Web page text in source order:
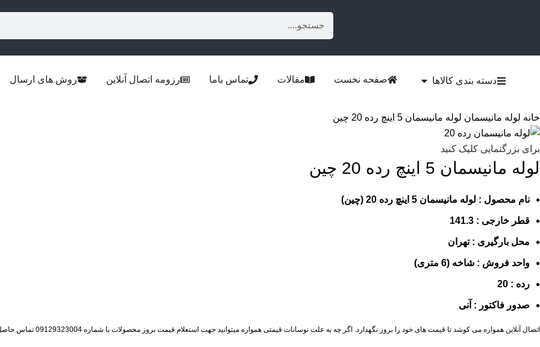
دسته بندی کالاها صفحه نخست مقالات تماس باما رزومه اتصال آنلاین روش های ارسال
خانه لوله مانیسمان لوله مانیسمان 5 اینچ رده 20 چین
برای بزرگنمایی کلیک کنید
لوله مانیسمان 5 اینچ رده 20 چین
نام محصول : لوله مانیسمان 5 اینچ رده 20 (چین)
قطر خارجی : 141.3
محل بارگیری : تهران
واحد فروش : شاخه (6 متری)
رده : 20
صدور فاکتور : آنی
اتصال آنلاین همواره می کوشد تا قیمت های خود را بروز نگهدارد. اگر چه به علت نوسانات قیمتی همواره میتوانید جهت استعلام قیمت بروز محصولات با شماره 09129323004 تماس حاصل فرمایید.